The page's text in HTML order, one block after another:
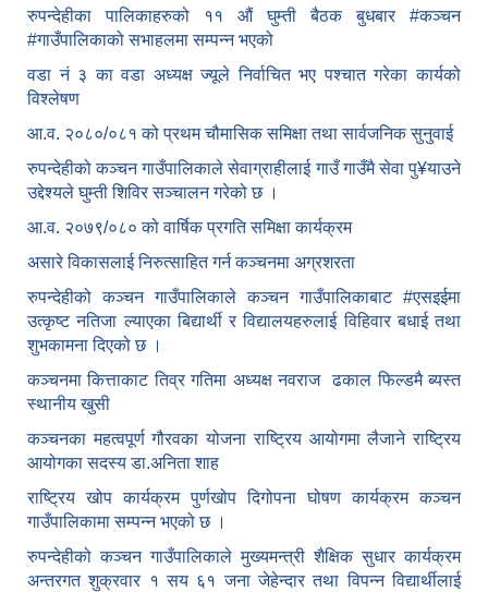
रुपन्देहीका पालिकाहरुको ११ औं घुम्ती बैठक बुधबार #कञ्चन
#गाउँपालिकाको सभाहलमा सम्पन्न भएको
वडा नं ३ का वडा अध्यक्ष ज्यूले निर्वाचित भए पश्चात गरेका कार्यको
विश्लेषण
आ.व. २०८०/०८१ को प्रथम चौमासिक समिक्षा तथा सार्वजनिक सुनुवाई
रुपन्देहीको कञ्चन गाउँपालिकाले सेवाग्राहीलाई गाउँ गाउँमै सेवा पु¥याउने
उद्देश्यले घुम्ती शिविर सञ्चालन गरेको छ ।
आ.व. २०७९/०८० को वार्षिक प्रगति समिक्षा कार्यक्रम
असारे विकासलाई निरुत्साहित गर्न कञ्चनमा अग्रशरता
रुपन्देहीको कञ्चन गाउँपालिकाले कञ्चन गाउँपालिकाबाट #एसइईमा
उत्कृष्ट नतिजा ल्याएका बिद्यार्थी र विद्यालयहरुलाई विहिवार बधाई तथा
शुभकामना दिएको छ ।
कञ्चनमा कित्ताकाट तिव्र गतिमा अध्यक्ष नवराज ढकाल फिल्डमै ब्यस्त
स्थानीय खुसी
कञ्चनका महत्वपूर्ण गौरवका योजना राष्ट्रिय आयोगमा लैजाने राष्ट्रिय
आयोगका सदस्य डा.अनिता शाह
राष्ट्रिय खोप कार्यक्रम पुर्णखोप दिगोपना घोषण कार्यक्रम कञ्‍चन
गाउँपालिकामा सम्पन्न भएको छ ।
रुपन्देहीको कञ्चन गाउँपालिकाले मुख्यमन्त्री शैक्षिक सुधार कार्यक्रम
अन्तरगत शुक्रवार १ सय ६१ जना जेहेन्दार तथा विपन्न विद्यार्थीलाई